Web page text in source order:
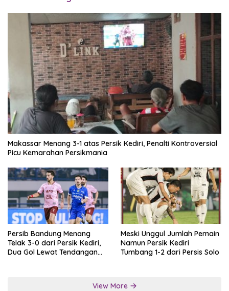
Makassar Menang 3-1 atas Persik Kediri, Penalti Kontroversial
Picu Kemarahan Persikmania
Persib Bandung Menang
Telak 3-0 dari Persik Kediri,
Dua Gol Lewat Tendangan
Meski Unggul Jumlah Pemain
Namun Persik Kediri
Tumbang 1-2 dari Persis Solo
View More